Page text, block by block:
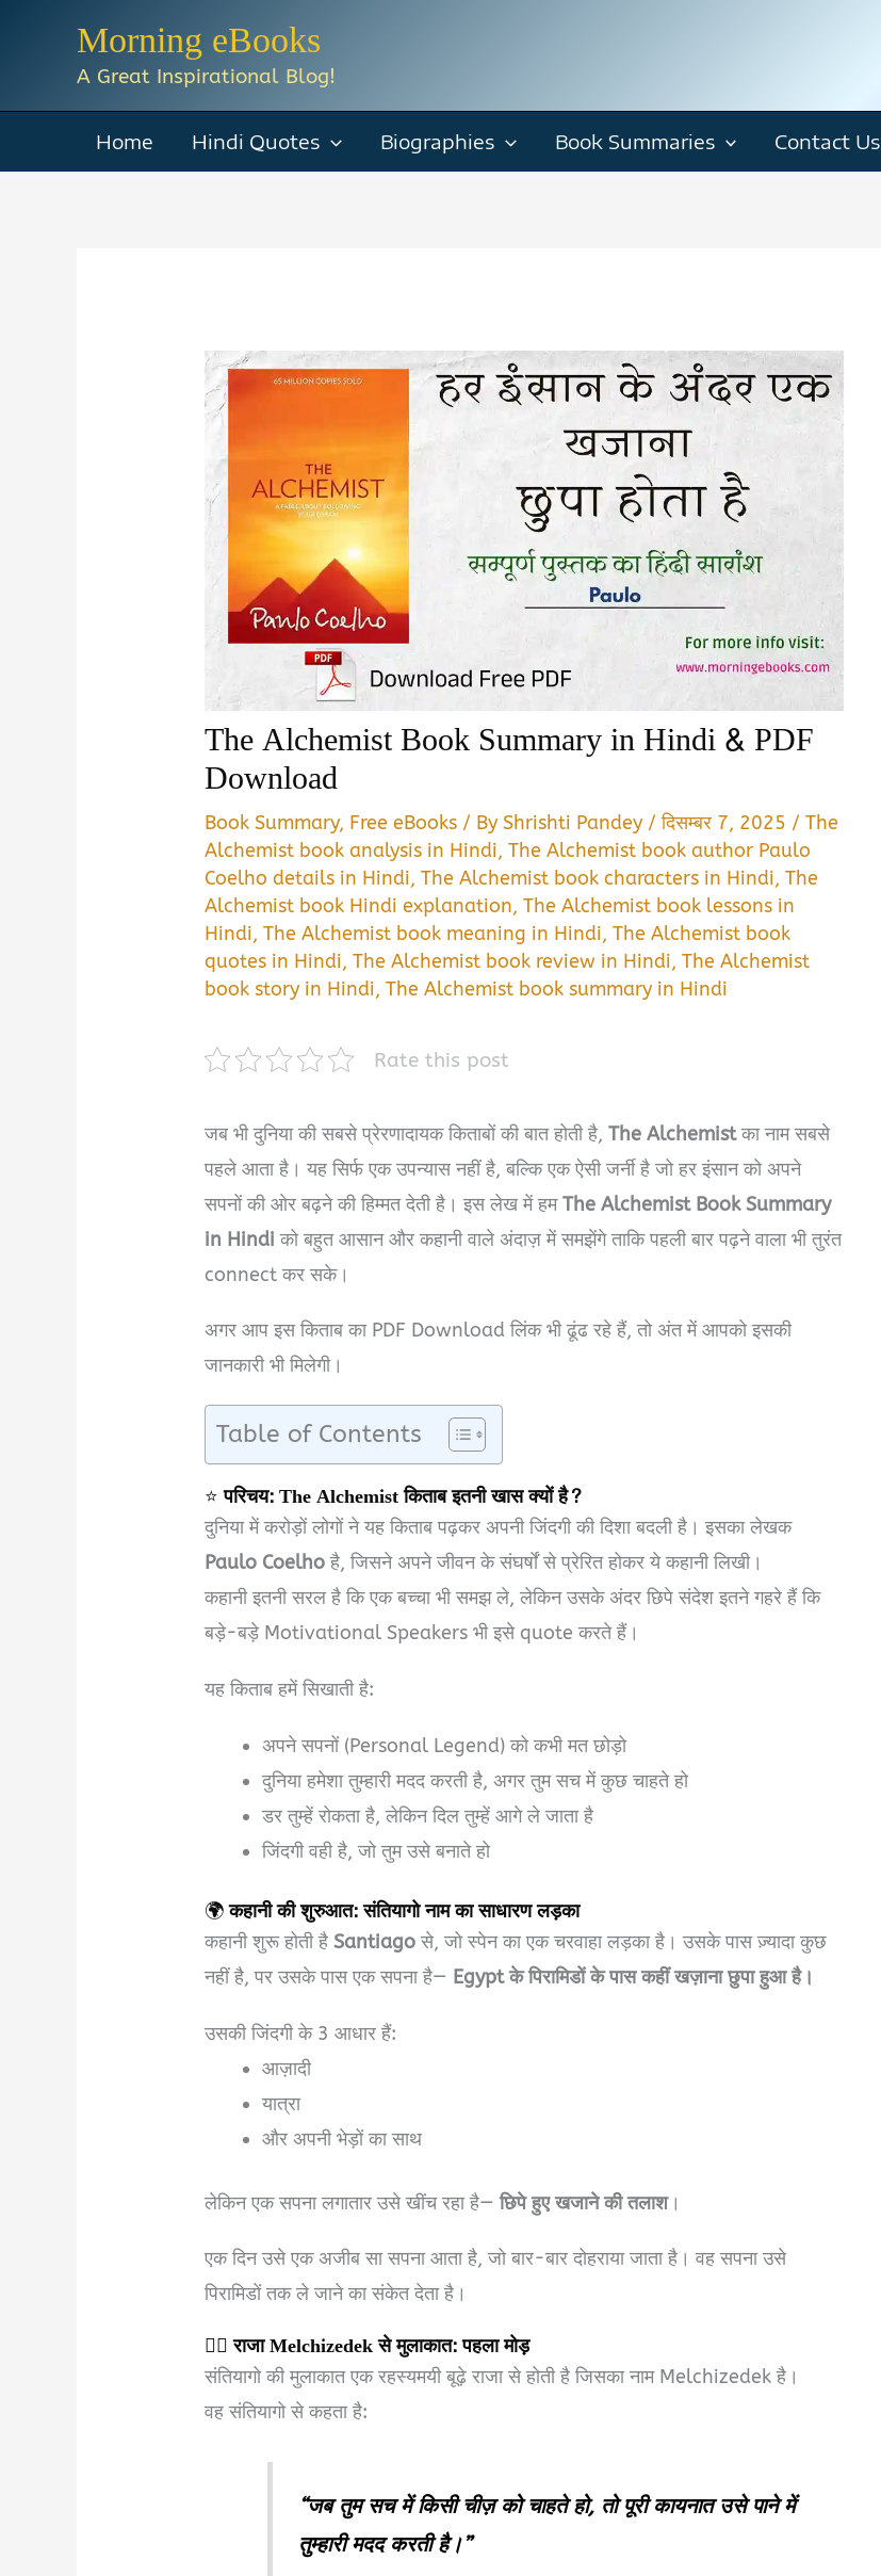
Morning eBooks
A Great Inspirational Blog!
Home Hindi Quotes Biographies Book Summaries Contact Us
The Alchemist Book Summary in Hindi & PDF
Download
Book Summary, Free eBooks / ByShrishti Pandey /दिसम्बर 7, 2025 /The
Alchemist book analysis in Hindi,The Alchemist book author Paulo
Coelho details in Hindi,The Alchemist book characters in Hindi,The
Alchemist book Hindi explanation,The Alchemist book lessons in
Hindi,The Alchemist book meaning in Hindi,The Alchemist book
quotes in Hindi,The Alchemist book review in Hindi,The Alchemist
book story in Hindi,The Alchemist book summary in Hindi
Rate this post
जब भी दुनिया की सबसे प्रेरणादायक किताबों की बात होती है,The Alchemistका नाम सबसे
पहले आता है। यह सिर्फ एक उपन्यास नहीं है, बल्कि एक ऐसी जर्नी है जो हर इंसान को अपने
सपनों की ओर बढ़ने की हिम्मत देती है। इस लेख में हमThe Alchemist Book Summary
in Hindi को बहुत आसान और कहानी वाले अंदाज़ में समझेंगे ताकि पहली बार पढ़ने वाला भी तुरंत
connect कर सके।
अगर आप इस किताब का PDF Download लिंक भी ढूंढ रहे हैं, तो अंत में आपको इसकी
जानकारी भी मिलेगी।
Table of Contents
⭐परिचय: The Alchemist किताब इतनी खास क्यों है?
दुनिया में करोड़ों लोगों ने यह किताब पढ़कर अपनी जिंदगी की दिशा बदली है। इसका लेखक
Paulo Coelhoहै, जिसने अपने जीवन के संघर्षों से प्रेरित होकर ये कहानी लिखी।
कहानी इतनी सरल है कि एक बच्चा भी समझ ले, लेकिन उसके अंदर छिपे संदेश इतने गहरे हैं कि
बड़े-बड़े Motivational Speakers भी इसे quote करते हैं।
यह किताब हमें सिखाती है:
अपने सपनों (Personal Legend) को कभी मत छोड़ो
दुनिया हमेशा तुम्हारी मदद करती है, अगर तुम सच में कुछ चाहते हो
डर तुम्हें रोकता है, लेकिन दिल तुम्हें आगे ले जाता है
जिंदगी वही है, जो तुम उसे बनाते हो
🌍कहानी की शुरुआत: संतियागो नाम का साधारण लड़का
कहानी शुरू होती हैSantiagoसे, जो स्पेन का एक चरवाहा लड़का है। उसके पास ज़्यादा कुछ
नहीं है, पर उसके पास एक सपना है— Egypt के पिरामिडों के पास कहीं खज़ाना छुपा हुआ है।
उसकी जिंदगी के 3 आधार हैं:
आज़ादी
यात्रा
और अपनी भेड़ों का साथ
लेकिन एक सपना लगातार उसे खींच रहा है—छिपे हुए खजाने की तलाश।
एक दिन उसे एक अजीब सा सपना आता है, जो बार-बार दोहराया जाता है। वह सपना उसे
पिरामिडों तक ले जाने का संकेत देता है।
🧙‍♂️राजा Melchizedek से मुलाकात: पहला मोड़
संतियागो की मुलाकात एक रहस्यमयी बूढ़े राजा से होती है जिसका नाम Melchizedek है।
वह संतियागो से कहता है:
“जब तुम सच में किसी चीज़ को चाहते हो, तो पूरी कायनात उसे पाने में
तुम्हारी मदद करती है।”